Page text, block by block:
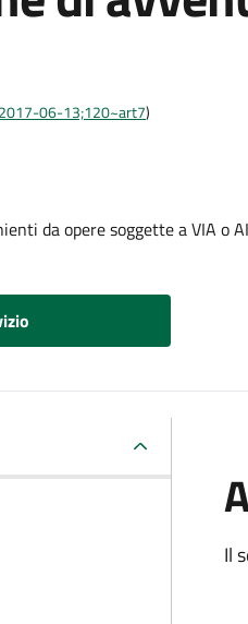
06-13;120~art7)
da opere soggette a VIA o
Il